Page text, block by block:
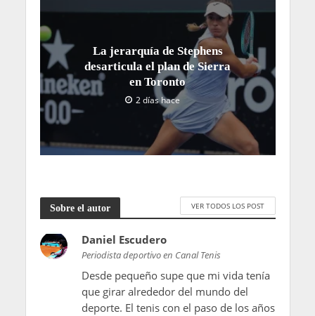
La jerarquía de Stephens
desarticula el plan de Sierra
en Toronto
2 días hace
Sobre el autor VER TODOS LOS POST
Daniel Escudero
Periodista deportivo en Canal Tenis
Desde pequeño supe que mi vida tenía
que girar alrededor del mundo del
deporte. El tenis con el paso de los años